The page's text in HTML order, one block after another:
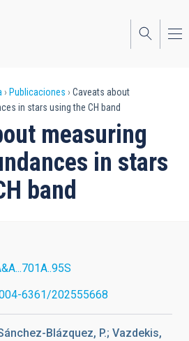
Publicaciones
Caveats about
in stars using the CH band
measuring
in stars
band
6361/202555668
Blázquez, P.; Vazdekis,